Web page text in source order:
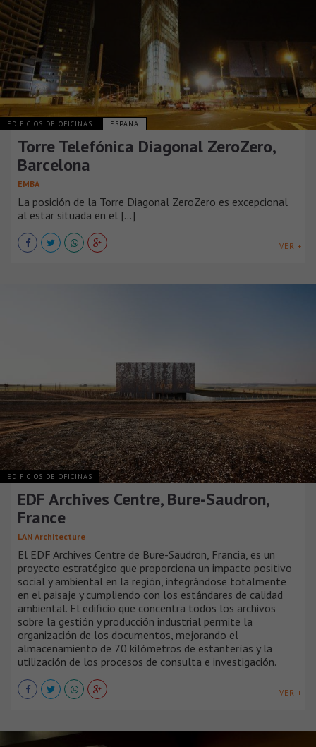
EDIFICIOS DE OFICINAS ESPAÑA
Torre Telefónica Diagonal ZeroZero,
Barcelona
EMBA
La posición de la Torre Diagonal ZeroZero es excepcional
al estar situada en el [...]
VER +
EDIFICIOS DE OFICINAS
EDF Archives Centre, Bure-Saudron,
France
LAN Architecture
El EDF Archives Centre de Bure-Saudron, Francia, es un
proyecto estratégico que proporciona un impacto positivo
social y ambiental en la región, integrándose totalmente
en el paisaje y cumpliendo con los estándares de calidad
ambiental. El edificio que concentra todos los archivos
sobre la gestión y producción industrial permite la
organización de los documentos, mejorando el
almacenamiento de 70 kilómetros de estanterías y la
utilización de los procesos de consulta e investigación.
VER +